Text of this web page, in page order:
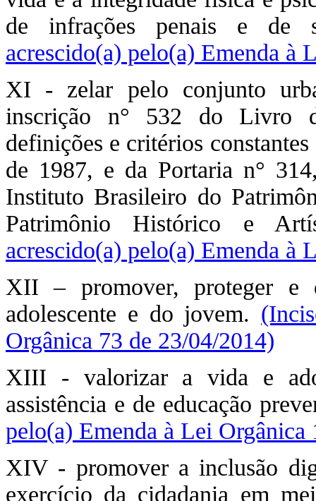
de infrações penais e de
acrescido(a) pelo(a) Emenda à
XI - zelar pelo conjunto
inscrição n° 532 do Livro
definições e critérios
de 1987, e da Portaria n°
Instituto Brasileiro do
Patrimônio Histórico e
acrescido(a) pelo(a) Emenda à
XII – promover, proteger e
adolescente e do jovem.
Orgânica 73 de 23/04/2014)
XIII - valorizar a vida e
assistência e de educação
pelo(a) Emenda à Lei Orgânica
XIV - promover a inclusão
exercício da cidadania em